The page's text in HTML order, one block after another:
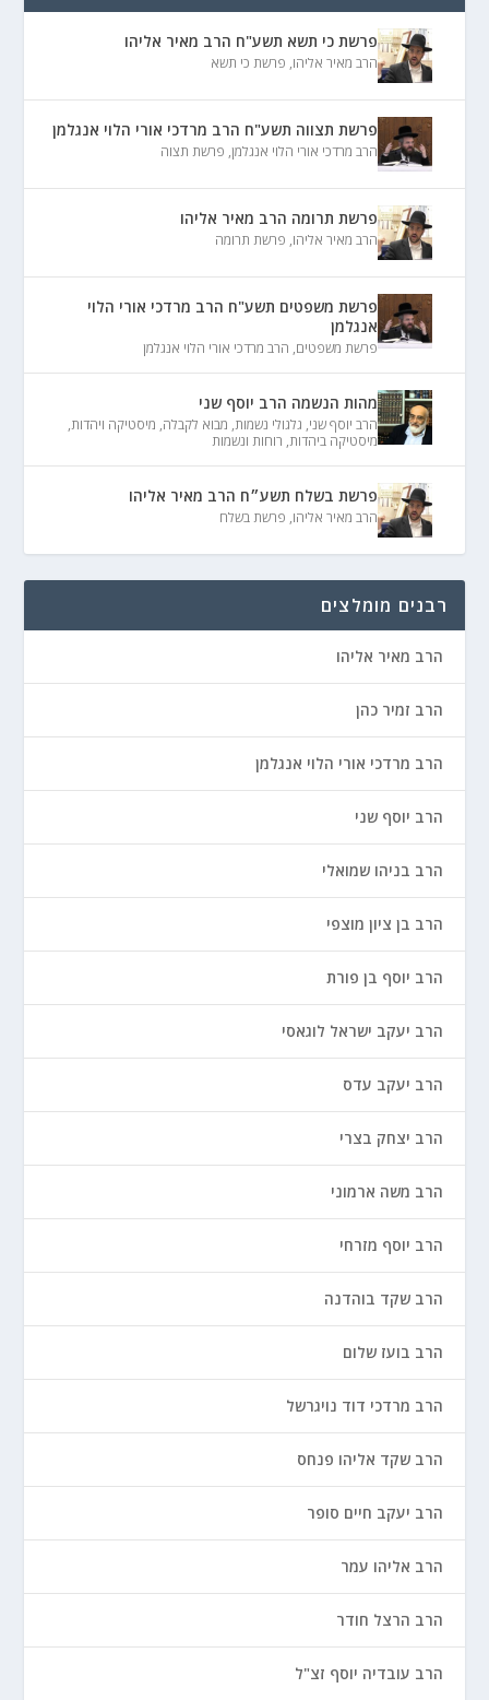
פרשת כי תשא תשע"ח הרב מאיר אליהו
הרב מאיר אליהו, פרשת כי תשא
פרשת תצווה תשע"ח הרב מרדכי אורי הלוי אנגלמן
הרב מרדכי אורי הלוי אנגלמן, פרשת תצוה
פרשת תרומה הרב מאיר אליהו
הרב מאיר אליהו, פרשת תרומה
פרשת משפטים תשע"ח הרב מרדכי אורי הלוי
אנגלמן
פרשת משפטים, הרב מרדכי אורי הלוי אנגלמן
מהות הנשמה הרב יוסף שני
הרב יוסף שני, גלגולי נשמות, מבוא לקבלה, מיסטיקה ויהדות,
מיסטיקה ביהדות, רוחות ונשמות
פרשת בשלח תשע״ח הרב מאיר אליהו
הרב מאיר אליהו, פרשת בשלח
רבנים מומלצים
הרב מאיר אליהו
הרב זמיר כהן
הרב מרדכי אורי הלוי אנגלמן
הרב יוסף שני
הרב בניהו שמואלי
הרב בן ציון מוצפי
הרב יוסף בן פורת
הרב יעקב ישראל לוגאסי
הרב יעקב עדס
הרב יצחק בצרי
הרב משה ארמוני
הרב יוסף מזרחי
הרב שקד בוהדנה
הרב בועז שלום
הרב מרדכי דוד נויגרשל
הרב שקד אליהו פנחס
הרב יעקב חיים סופר
הרב אליהו עמר
הרב הרצל חודר
הרב עובדיה יוסף זצ"ל